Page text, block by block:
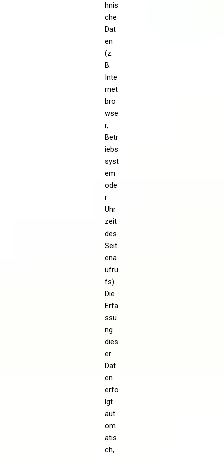
hnis
che
Dat
en
(z.
B.
Inte
rnet
bro
wse
r,
Betr
iebs
syst
em
ode
r
Uhr
zeit
des
Seit
ena
ufru
fs).
Die
Erfa
ssu
ng
dies
er
Dat
en
erfo
lgt
aut
om
atis
ch,